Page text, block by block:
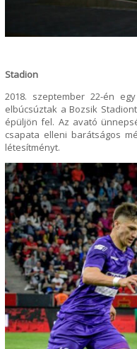
Stadion
2018. szeptember 22-én
elbúcsúztak a Bozsik
épüljön fel. Az avató
csapata elleni barátságos
létesítményt.